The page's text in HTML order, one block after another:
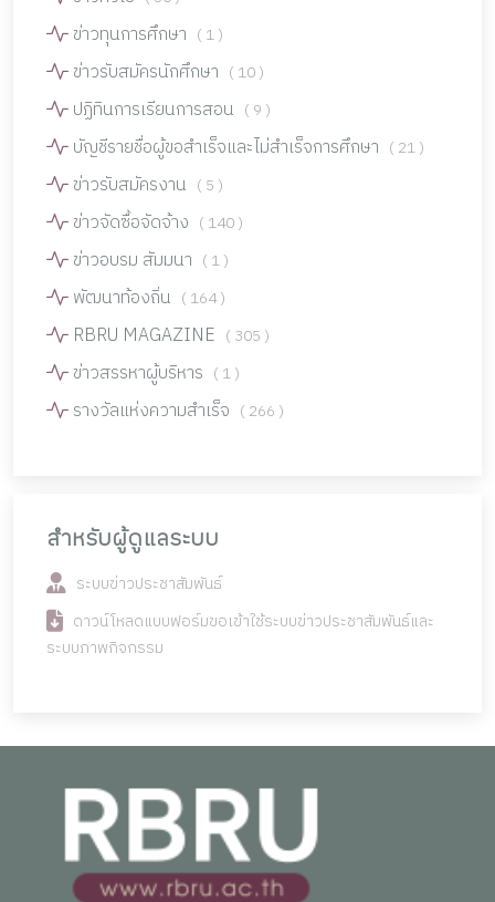
ข่าวทุนการศึกษา ( 1 )
ข่าวรับสมัครนักศึกษา ( 10 )
ปฏิทินการเรียนการสอน ( 9 )
บัญชีรายชื่อผู้ขอสำเร็จและไม่สำเร็จการศึกษา ( 21 )
ข่าวรับสมัครงาน ( 5 )
ข่าวจัดซื้อจัดจ้าง ( 140 )
ข่าวอบรม สัมมนา ( 1 )
พัฒนาท้องถิ่น ( 164 )
RBRU MAGAZINE ( 305 )
ข่าวสรรหาผู้บริหาร ( 1 )
รางวัลแห่งความสำเร็จ ( 266 )
สำหรับผู้ดูแลระบบ
ระบบข่าวประชาสัมพันธ์
ดาวน์โหลดแบบฟอร์มขอเข้าใช้ระบบข่าวประชาสัมพันธ์และ
ระบบภาพกิจกรรม